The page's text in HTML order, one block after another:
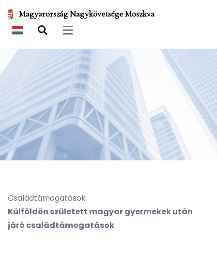
Magyarország Nagykövetsége Moszkva
Open main menu
Családtámogatások
Külföldön született magyar gyermekek után
járó családtámogatások